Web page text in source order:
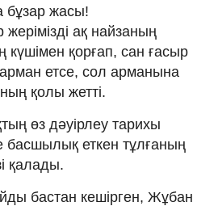
бұзар жасы!
ақ найзаның
күшімен қорғап, сан ғасыр
етсе, сол арманына
қолы жетті.
өз дәуірлеу тарихы
басшылық еткен тұлғаның
қалады.
бастан кешірген, Жұбан